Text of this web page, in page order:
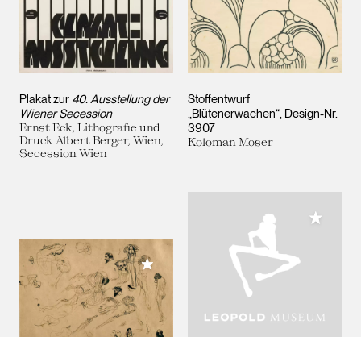
Plakat zur 40. Ausstellung der
Wiener Secession
Ernst Eck, Lithografie und
Druck Albert Berger, Wien,
Secession Wien
Stoffentwurf
„Blütenerwachen“, Design-Nr.
3907
Koloman Moser
Meiner Sammlung hinzufügen
Meiner